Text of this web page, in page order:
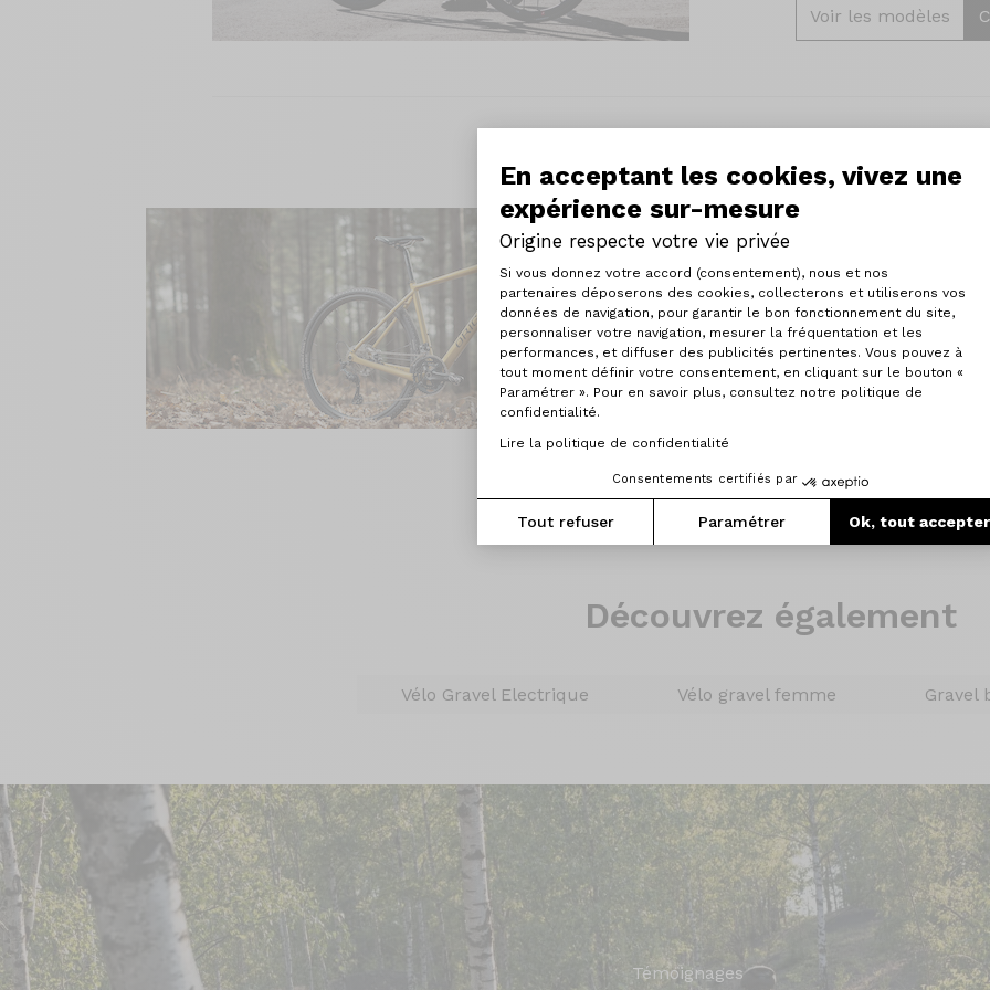
En acceptant les cookies, vivez une
expérience sur-mesure
Origine respecte votre vie privée
Plateforme de Gestion du
Si vous donnez votre accord (consentement), nous et nos
partenaires déposerons des cookies, collecterons et utiliserons vos
données de navigation, pour garantir le bon fonctionnement du site,
personnaliser votre navigation, mesurer la fréquentation et les
performances, et diffuser des publicités pertinentes. Vous pouvez à
tout moment définir votre consentement, en cliquant sur le bouton «
Paramétrer ». Pour en savoir plus, consultez notre politique de
confidentialité.
Lire la politique de confidentialité
Consentements certifiés par
Tout refuser Paramétrer Ok, tout accepter
Axeptio consent
Voir les modèles
Découvrez également
Un guidon dropbar
pour une pratique
guidon dropbar ou
et les performances.
Voir les vélos
Découvrez également
Vélo Gravel Electrique Vélo gravel femme Gravel
Témoignages